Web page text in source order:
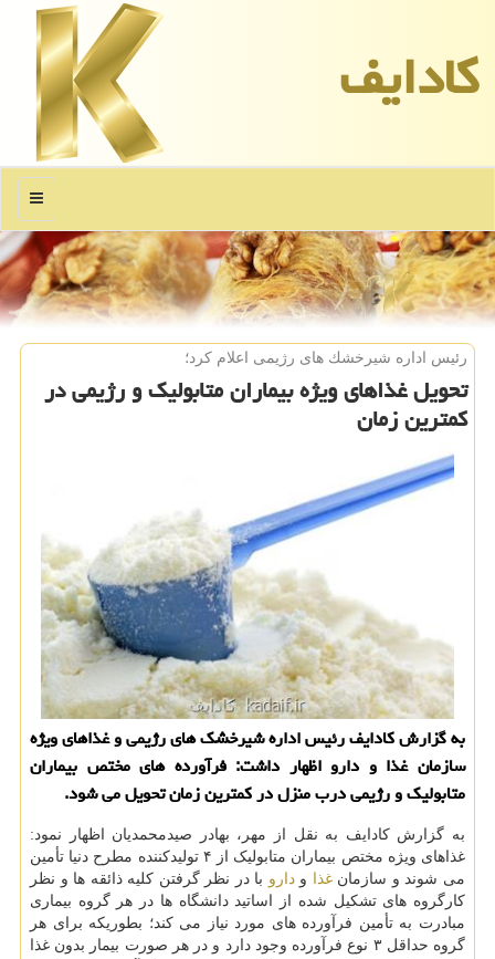
كادایف
منو
رئیس اداره شیرخشك های رژیمی اعلام كرد؛
تحویل غذاهای ویژه بیماران متابولیك و رژیمی در
كمترین زمان
به گزارش کادایف رئیس اداره شیرخشک های رژیمی و غذاهای ویژه
سازمان غذا و دارو اظهار داشت: فرآورده های مختص بیماران
متابولیک و رژیمی درب منزل در کمترین زمان تحویل می شود.
به گزارش کادایف به نقل از مهر، بهادر صیدمحمدیان اظهار نمود:
غذاهای ویژه مختص بیماران متابولیک از ۴ تولیدکننده مطرح دنیا تأمین
می شوند و سازمانغذا ودارو با در نظر گرفتن کلیه ذائقه ها و نظر
کارگروه های تشکیل شده از اساتید دانشگاه ها در هر گروه بیماری
مبادرت به تأمین فرآورده های مورد نیاز می کند؛ بطوریکه برای هر
گروه حداقل ۳ نوع فرآورده وجود دارد و در هر صورت بیمار بدون غذا